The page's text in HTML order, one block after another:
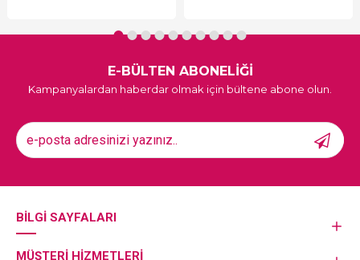
E-BÜLTEN ABONELİĞİ
Kampanyalardan haberdar olmak için bültene abone olun.
BILGI SAYFALARI
MÜŞTERI HIZMETLERI